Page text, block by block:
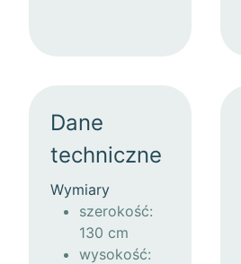
Dane
techniczne
Wymiary
szerokość:
130 cm
wysokość: